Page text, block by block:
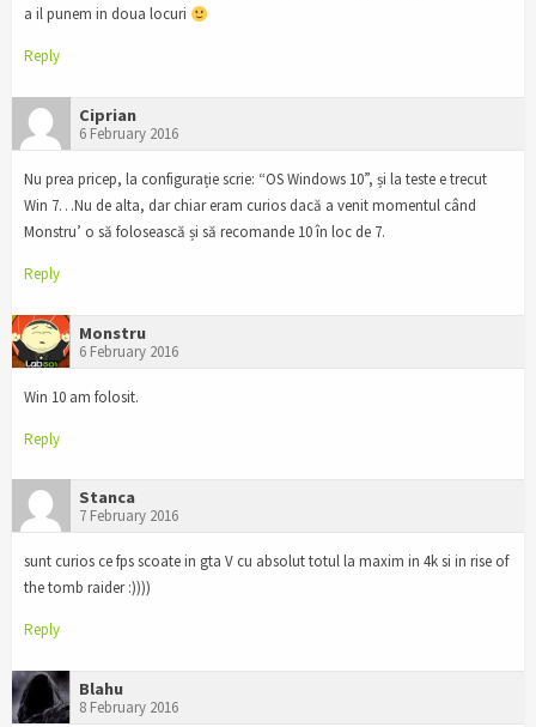
a il punem in doua locuri
Reply
Ciprian
6 February 2016
Nu prea pricep, la configurație scrie: “OS Windows 10”, și la teste e trecut
Win 7…Nu de alta, dar chiar eram curios dacă a venit momentul când
Monstru’ o să folosească și să recomande 10 în loc de 7.
Reply
Monstru
6 February 2016
Win 10 am folosit.
Reply
Stanca
7 February 2016
sunt curios ce fps scoate in gta V cu absolut totul la maxim in 4k si in rise of
the tomb raider :))))
Reply
Blahu
8 February 2016